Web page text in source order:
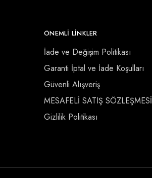
ÖNEMLI LINKLER
İade ve Değişim Politikası
Garanti İptal ve İade Koşulları
Güvenli Alışveriş
MESAFELİ SATIŞ SÖZLEŞMESİ
Gizlilik Politikası